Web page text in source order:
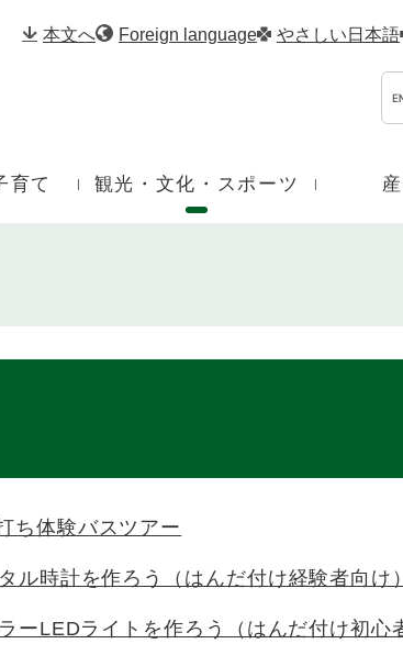
本文へ Foreign language やさしい日本語
育て 観光・文化・スポーツ
ち体験バスツアー
ル時計を作ろう（はんだ付け経験者向け
ーLEDライトを作ろう（はんだ付け初心